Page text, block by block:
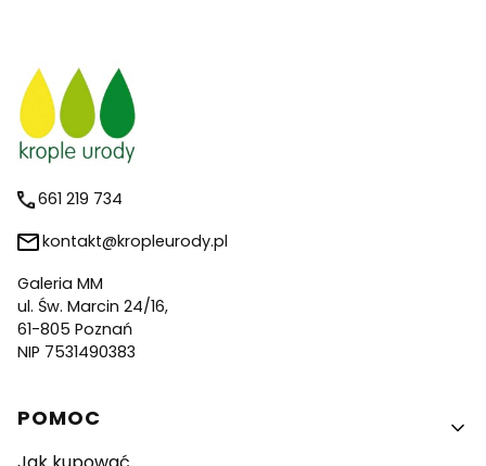
661 219 734
kontakt@kropleurody.pl
Galeria MM
ul. Św. Marcin 24/16,
61-805 Poznań
NIP 7531490383
Linki w stopce
POMOC